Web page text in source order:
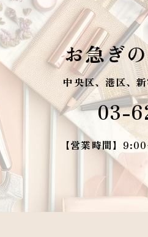
お急ぎ
中央区、港区、
03-
【営業時間】